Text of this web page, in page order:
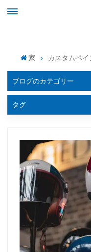
家 カスタムペ
ブログのカテゴリー
タグ